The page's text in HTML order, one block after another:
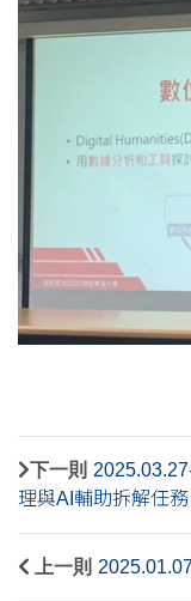
下一則
理與AI輔助拆解任務
上一則